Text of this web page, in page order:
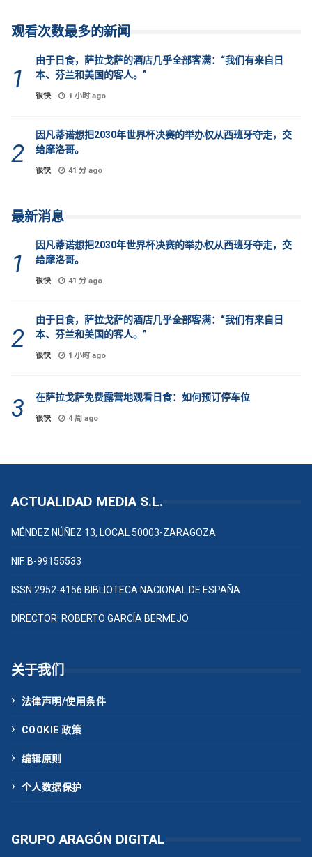
观看次数最多的新闻
由于日食，萨拉戈萨的酒店几乎全部客满：“我们有来自日
本、芬兰和美国的客人。”
很快 1 小时 ago
因凡蒂诺想把2030年世界杯决赛的举办权从西班牙夺走，交
给摩洛哥。
很快 41 分 ago
最新消息
因凡蒂诺想把2030年世界杯决赛的举办权从西班牙夺走，交
给摩洛哥。
很快 41 分 ago
由于日食，萨拉戈萨的酒店几乎全部客满：“我们有来自日
本、芬兰和美国的客人。”
很快 1 小时 ago
在萨拉戈萨免费露营地观看日食：如何预订停车位
很快 4 周 ago
ACTUALIDAD MEDIA S.L.
MÉNDEZ NÚÑEZ 13, LOCAL 50003-ZARAGOZA
NIF. B-99155533
ISSN 2952-4156 BIBLIOTECA NACIONAL DE ESPAÑA
DIRECTOR: ROBERTO GARCÍA BERMEJO
关于我们
法律声明/使用条件
COOKIE 政策
编辑原则
个人数据保护
GRUPO ARAGÓN DIGITAL